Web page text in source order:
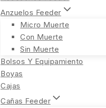
Anzuelos Feeder
Micro Muerte
Con Muerte
Sin Muerte
Bolsos Y Equipamiento
Boyas
Cajas
Cañas Feeder